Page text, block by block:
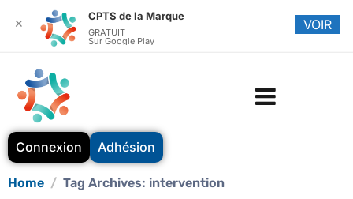
Connexion Adhésion
Home Tag Archives: intervention
✕
CPTS de la Marque
GRATUIT
Sur Google Play
VOIR